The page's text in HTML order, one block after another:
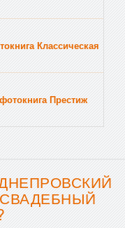
Классическая
Престиж